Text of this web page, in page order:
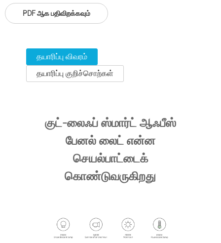
PDF ஆக பதிவிறக்கவும்
தயாரிப்பு விவரம்
தயாரிப்பு குறிச்சொற்கள்
குட்-லைஃப் ஸ்மார்ட் ஆஃபீஸ்
பேனல் லைட் என்ன
செயல்பாட்டைக்
கொண்டுவருகிறது